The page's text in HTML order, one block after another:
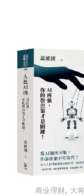
商业理财, 大